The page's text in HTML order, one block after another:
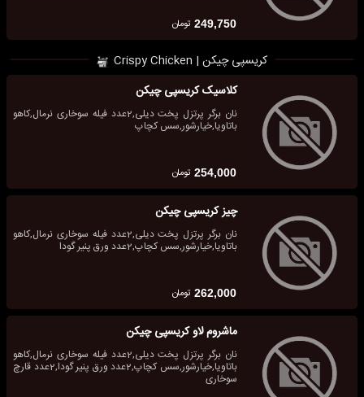
249,750 تومان
کریسپی چیکن | Crispy Chicken
کلاسیک کریسپی چیکن
نان برگر پرتزل پخت دیلی,2عدد فیله سوخاری نرمال,کاهو
باتاویا,خیارشور,سس کچاپ
254,000 تومان
چیز کریسپی چیکن
نان برگر پرتزل پخت دیلی,2عدد فیله سوخاری نرمال,کاهو
باتاویا,خیارشور,سس کچاپ,2عدد ورق پنیر گودا
262,000 تومان
ماشروم لاو کریسپی چیکن
نان برگر پرتزل پخت دیلی,2عدد فیله سوخاری نرمال,کاهو
باتاویا,خیارشور,سس کچاپ,2عدد ورق پنیر گودا,2عدد قارچ
سوخاری